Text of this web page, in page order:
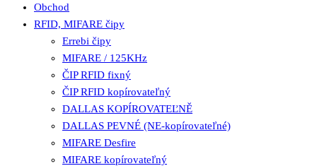
Obchod
RFID, MIFARE čipy
Errebi čipy
MIFARE / 125KHz
ČIP RFID fixný
ČIP RFID kopírovateľný
DALLAS KOPÍROVATEĽNĚ
DALLAS PEVNÉ (NE-kopírovateľné)
MIFARE Desfire
MIFARE kopírovateľný